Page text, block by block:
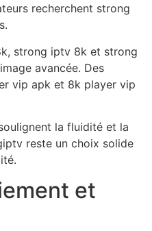
recherchent strong
strong iptv 8k et strong
avancée. Des
vip apk et 8k player vip
la fluidité et la
reste un choix solide
et